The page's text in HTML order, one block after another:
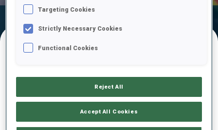
Officiels
Targeting Cookies
Strictly Necessary Cookies
Functional Cookies
Reject All
Accept All Cookies